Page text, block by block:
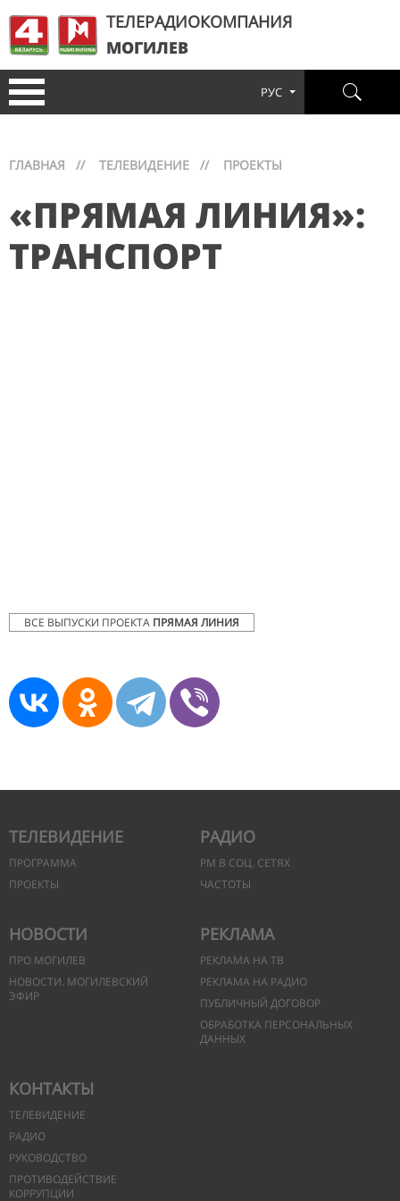
ТЕЛЕРАДИОКОМПАНИЯ
МОГИЛЕВ
РУС
ГЛАВНАЯ // ТЕЛЕВИДЕНИЕ // ПРОЕКТЫ
«ПРЯМАЯ ЛИНИЯ»:
ТРАНСПОРТ
ВСЕ ВЫПУСКИ ПРОЕКТА ПРЯМАЯ ЛИНИЯ
ТЕЛЕВИДЕНИЕ
ПРОГРАММА
ПРОЕКТЫ
РАДИО
РМ В СОЦ. СЕТЯХ
ЧАСТОТЫ
НОВОСТИ
ПРО МОГИЛЕВ
НОВОСТИ. МОГИЛЕВСКИЙ
ЭФИР
РЕКЛАМА
РЕКЛАМА НА ТВ
РЕКЛАМА НА РАДИО
ПУБЛИЧНЫЙ ДОГОВОР
ОБРАБОТКА ПЕРСОНАЛЬНЫХ
ДАННЫХ
КОНТАКТЫ
ТЕЛЕВИДЕНИЕ
РАДИО
РУКОВОДСТВО
ПРОТИВОДЕЙСТВИЕ
КОРРУПЦИИ